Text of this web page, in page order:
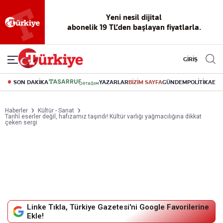
Yeni nesil dijital
abonelik 19 TL’den başlayan fiyatlarla.
GİRİŞ
SON DAKİKA YAZARLARBİZİM SAYFAGÜNDEMPOLİTİKA
Haberler
Kültür - Sanat
Tarihî eserler değil, hafızamız taşındı! Kültür varlığı yağmacılığına dikkat
çeken sergi
Linke Tıkla, Türkiye Gazetesi'ni Google Favorilerine
Ekle!